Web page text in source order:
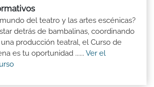
del teatro y las artes escénicas?
detrás de bambalinas, coordinando
producción teatral, el Curso de
es tu oportunidad ...... Ver el